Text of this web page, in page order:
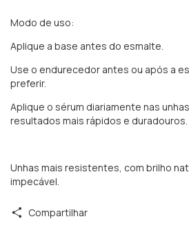
Modo de uso:
Aplique a base antes do esmalte.
Use o endurecedor antes ou após a
preferir.
Aplique o sérum diariamente nas
resultados mais rápidos e duradouros.
Unhas mais resistentes, com brilho
impecável.
Compartilhar